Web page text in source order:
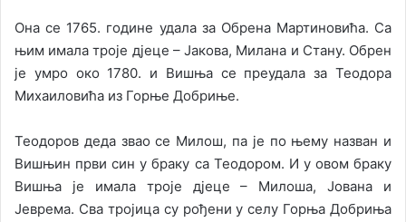
Она се 1765. године удала за Обрена Мартиновића. Са
њим имала троје дјеце – Јакова, Милана и Стану. Обрен
је умро око 1780. и Вишња се преудала за Теодора
Михаиловића из Горње Добриње.
Теодоров деда звао се Милош, па је по њему назван и
Вишњин први син у браку са Теодором. И у овом браку
Вишња је имала троје дјеце – Милоша, Јована и
Јеврема. Сва тројица су рођени у селу Горња Добриња